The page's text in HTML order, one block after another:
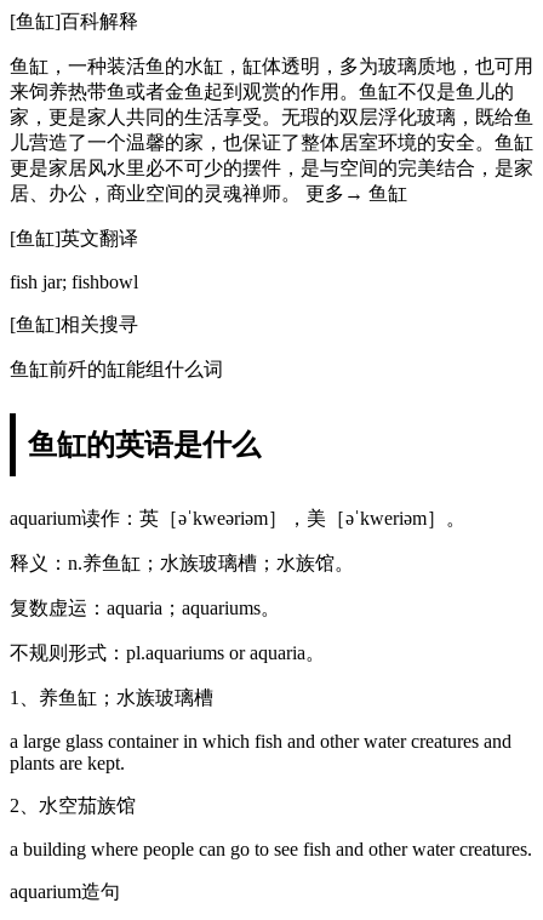
[鱼缸]百科解释
鱼缸，一种装活鱼的水缸，缸体透明，多为玻璃质地，也可用
来饲养热带鱼或者金鱼起到观赏的作用。鱼缸不仅是鱼儿的
家，更是家人共同的生活享受。无瑕的双层浮化玻璃，既给鱼
儿营造了一个温馨的家，也保证了整体居室环境的安全。鱼缸
更是家居风水里必不可少的摆件，是与空间的完美结合，是家
居、办公，商业空间的灵魂禅师。 更多→ 鱼缸
[鱼缸]英文翻译
fish jar; fishbowl
[鱼缸]相关搜寻
鱼缸前歼的缸能组什么词
鱼缸的英语是什么
aquarium读作：英［əˈkweəriəm］，美［əˈkweriəm］。
释义：n.养鱼缸；水族玻璃槽；水族馆。
复数虚运：aquaria；aquariums。
不规则形式：pl.aquariums or aquaria。
1、养鱼缸；水族玻璃槽
a large glass container in which fish and other water creatures and
plants are kept.
2、水空茄族馆
a building where people can go to see fish and other water creatures.
aquarium造句